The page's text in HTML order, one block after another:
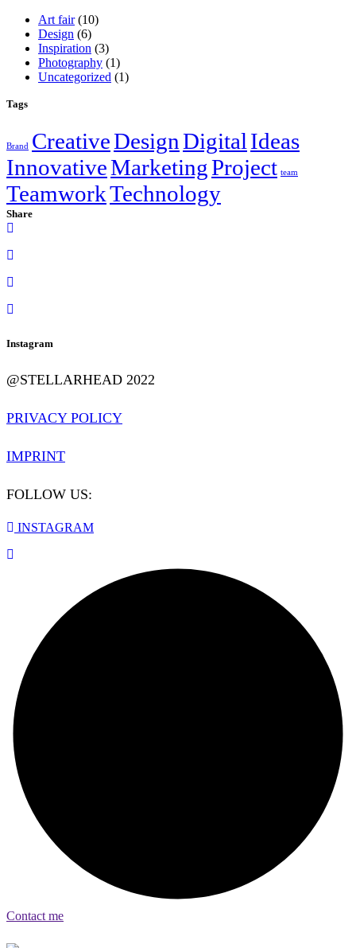
Art fair(10)
Design (6)
Inspiration (3)
Photography (1)
Uncategorized (1)
Tags
Brand CreativeDesignDigital Ideas
InnovativeMarketingProject team
TeamworkTechnology
Share
Instagram
@STELLARHEAD 2022
PRIVACY POLICY
IMPRINT
FOLLOW US:
INSTAGRAM
Contact me